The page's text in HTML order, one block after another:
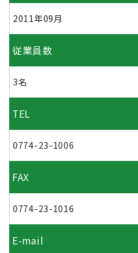
2011年09月
従業員数
3名
TEL
0774-23-1006
FAX
0774-23-1016
E-mail